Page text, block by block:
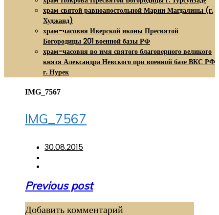
храм святой равноапостольной Марии Магдалины (г.
Худжанд)
храм-часовня Иверской иконы Пресвятой
Богородицы 201 военной базы РФ
храм-часовня во имя святого благоверного великого
князя Александра Невского при военной базе ВКС РФ
г. Нурек
IMG_7567
IMG_7567
30.08.2015
Навигация
записям
Previous post
Добавить комментарий